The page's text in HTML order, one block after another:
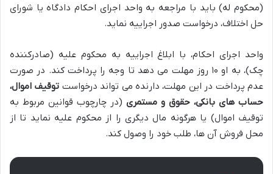
(محکوم له) باید با مراجعه به واحد اجرای احکام دادگاه یا شورای
حل اختلاف، درخواست صدور اجراییه نماید.
واحد اجرای احکام، با ابلاغ اجراییه به محکوم علیه (صادرکننده
چک)، به او ۱۰ روز مهلت می دهد تا وجه را پرداخت کند. در صورت
عدم پرداخت در این مهلت، دارنده می تواند درخواست توقیف اموال،
حساب های بانکی، حقوق و مستمری (در چارچوب قوانین مربوط به
توقیف اموال) یا هرگونه مال دیگری را از محکوم علیه نماید تا از
محل فروش آن ها، طلب خود را وصول کند.